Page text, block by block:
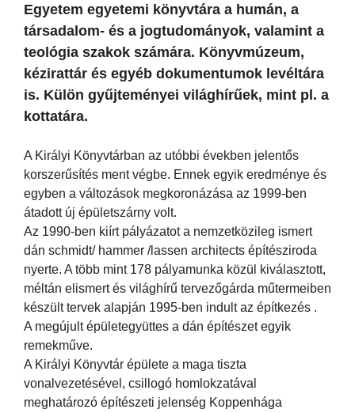
Egyetem egyetemi könyvtára a humán, a
társadalom- és a jogtudományok, valamint a
teológia szakok számára. Könyvmúzeum,
kézirattár és egyéb dokumentumok levéltára
is. Külön gyűjteményei világhírűek, mint pl. a
kottatára.
A Királyi Könyvtárban az utóbbi években jelentős
korszerűsítés ment végbe. Ennek egyik eredménye és
egyben a változások megkoronázása az 1999-ben
átadott új épületszárny volt.
Az 1990-ben kiírt pályázatot a nemzetközileg ismert
dán schmidt/ hammer /lassen architects építésziroda
nyerte. A több mint 178 pályamunka közül kiválasztott,
méltán elismert és világhírű tervezőgárda műtermeiben
készült tervek alapján 1995-ben indult az építkezés .
A megújult épületegyüttes a dán építészet egyik
remekműve.
A Királyi Könyvtár épülete a maga tiszta
vonalvezetésével, csillogó homlokzatával
meghatározó építészeti jelenség Koppenhága